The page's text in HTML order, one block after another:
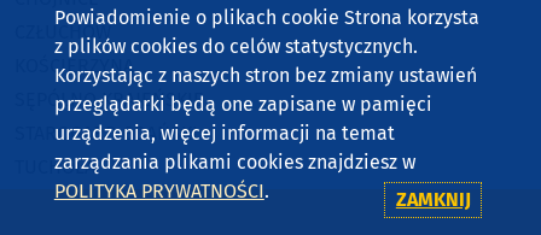
CZŁUCHÓW
KOŚCIERZYNA
SĘPÓLNO KRAJEŃSKIE
STAROGARD GDAŃSKI
TUCHOLA
Powiadomienie o plikach cookie Strona korzysta
z plików cookies do celów statystycznych.
Korzystając z naszych stron bez zmiany ustawień
przeglądarki będą one zapisane w pamięci
urządzenia, więcej informacji na temat
zarządzania plikami cookies znajdziesz w
POLITYKA PRYWATNOŚCI. ZAMKNIJ